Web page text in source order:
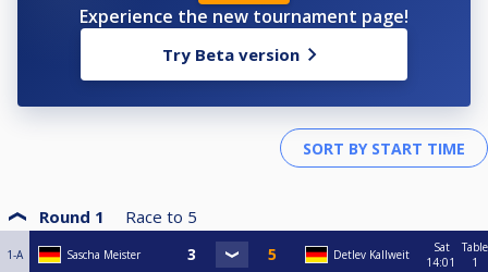
Experience the new tournament page!
Try Beta version
Round 1 Race to 5
1-A Sascha Meister Detlev Kallweit
Sat
14:01
Table
1